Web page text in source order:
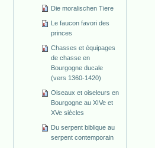
Die moralischen Tiere
Le faucon favori des
princes
Chasses et équipages
de chasse en
Bourgogne ducale
(vers 1360-1420)
Oiseaux et oiseleurs en
Bourgogne au XIVe et
XVe siècles
Du serpent biblique au
serpent contemporain